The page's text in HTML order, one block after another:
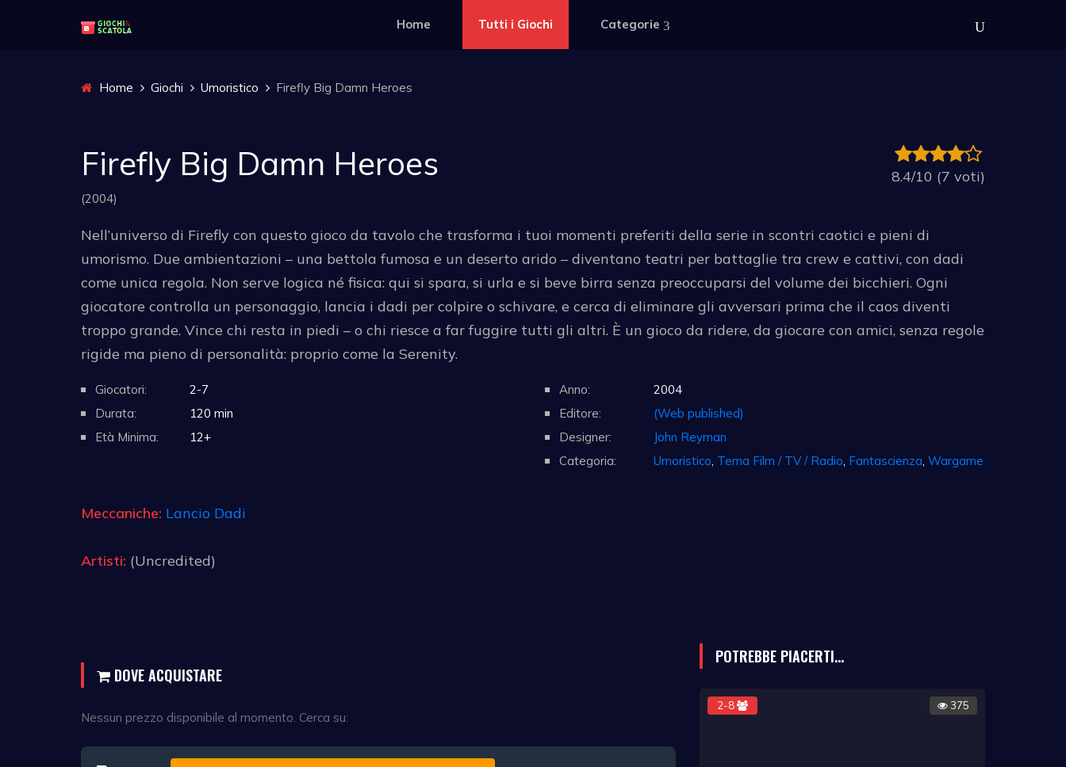
Home Tutti i Giochi Categorie
Home Giochi Umoristico Firefly Big Damn Heroes
Firefly Big Damn Heroes
(2004)
8.4/10 (7 voti)
Nell’universo di Firefly con questo gioco da tavolo che trasforma i tuoi momenti preferiti della serie in scontri caotici e pieni di
umorismo. Due ambientazioni – una bettola fumosa e un deserto arido – diventano teatri per battaglie tra crew e cattivi, con dadi
come unica regola. Non serve logica né fisica: qui si spara, si urla e si beve birra senza preoccuparsi del volume dei bicchieri. Ogni
giocatore controlla un personaggio, lancia i dadi per colpire o schivare, e cerca di eliminare gli avversari prima che il caos diventi
troppo grande. Vince chi resta in piedi – o chi riesce a far fuggire tutti gli altri. È un gioco da ridere, da giocare con amici, senza regole
rigide ma pieno di personalità: proprio come la Serenity.
Giocatori:
2-7
Durata:
120 min
Età Minima:
12+
Anno:
2004
Editore:
(Web published)
Designer:
John Reyman
Categoria:
Umoristico Tema Film / TV / Radio Fantascienza Wargame
Meccaniche: Lancio Dadi
Artisti: (Uncredited)
DOVE ACQUISTARE
Nessun prezzo disponibile al momento. Cerca su:
POTREBBE PIACERTI...
2-8 375